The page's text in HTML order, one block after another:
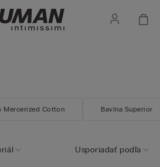
Mercerized Cotton Bavlna Superior
Usporiadať podľa